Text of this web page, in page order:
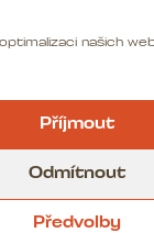
našich
Příjmout
Odmítnout
Předvolby
Karlínské náměstí
Ease